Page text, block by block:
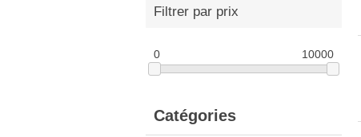
Filtrer par prix
0 10000
Catégories